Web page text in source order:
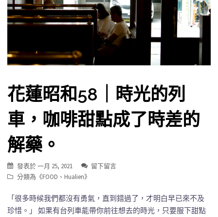
花蓮昭和58｜時光的列
車，咖啡甜點成了時差的
解藥。
發表於一月 25, 2021
留下留言
分類為《FOOD 、 Hualien》
「很多時候我們都沒有勇氣，直到錯過了，才明白早已來不及
珍惜。」 如果有台列車能帶你前往想去的時光，只要服下甜點